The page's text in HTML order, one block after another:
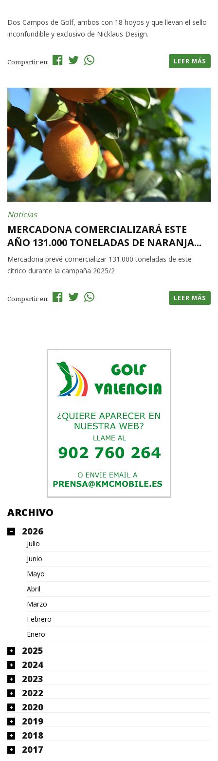
Dos Campos de Golf, ambos con 18 hoyos y que llevan el sello
inconfundible y exclusivo de Nicklaus Design.
Compartir en: LEER MÁS
Noticias
MERCADONA COMERCIALIZARÁ ESTE
AÑO 131.000 TONELADAS DE NARANJA...
Mercadona prevé comercializar 131.000 toneladas de este
cítrico durante la campaña 2025/2
Compartir en: LEER MÁS
ARCHIVO
2026
Julio
Junio
Mayo
Abril
Marzo
Febrero
Enero
2025
2024
2023
2022
2020
2019
2018
2017